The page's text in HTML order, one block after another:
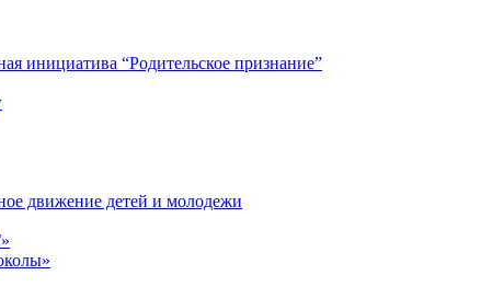
инициатива “Родительское признание”
движение детей и молодежи